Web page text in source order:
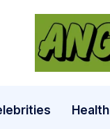
Health